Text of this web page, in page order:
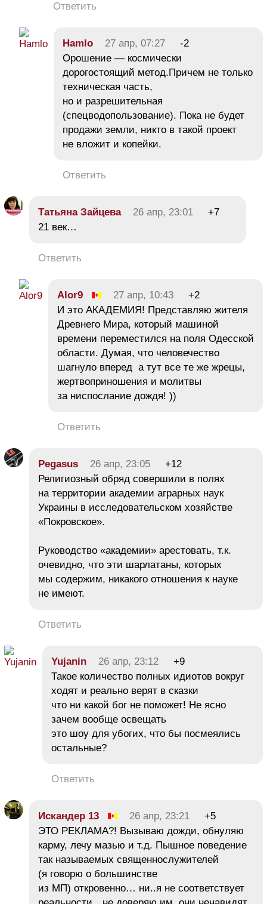
Ответить
Hamlo 27 апр, 07:27
-2
Орошение — космически
дорогостоящий метод.Причем не только
техническая часть,
но и разрешительная
(спецводопользование). Пока не будет
продажи земли, никто в такой проект
не вложит и копейки.
Ответить
Татьяна Зайцева 26 апр, 23:01
+7
21 век…
Ответить
Alor9 27 апр, 10:43
+2
И это АКАДЕМИЯ! Представляю жителя
Древнего Мира, который машиной
времени переместился на поля Одесской
области. Думая, что человечество
шагнуло вперед а тут все те же жрецы,
жертвоприношения и молитвы
за ниспослание дождя! ))
Ответить
Pegasus 26 апр, 23:05
+12
Религиозный обряд совершили в полях
на территории академии аграрных наук
Украины в исследовательском хозяйстве
«Покровское».
Руководство «академии» арестовать, т.к.
очевидно, что эти шарлатаны, которых
мы содержим, никакого отношения к науке
не имеют.
Ответить
Yujanin 26 апр, 23:12
+9
Такое количество полных идиотов вокруг
ходят и реально верят в сказки
что ни какой бог не поможет! Не ясно
зачем вообще освещать
это шоу для убогих, что бы посмеялись
остальные?
Ответить
Искандер 13 26 апр, 23:21
+5
ЭТО РЕКЛАМА?! Вызываю дожди, обнуляю
карму, лечу мазью и т.д. Пышное поведение
так называемых священнослужителей
(я говорю о большинстве
из МП) откровенно… ни..я не соответствует